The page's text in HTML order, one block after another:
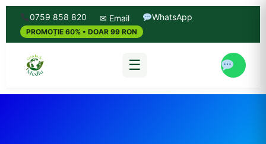
0759 858 820 ✉ Email WhatsApp
PROMOȚIE 60% • DOAR 99 RON
☰